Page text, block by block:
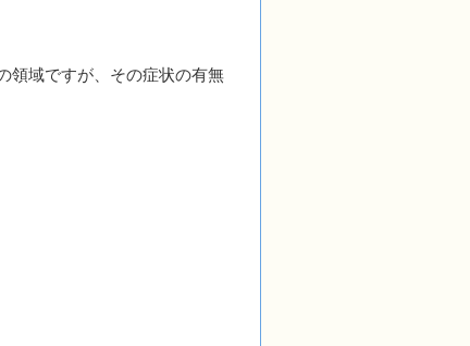
領域ですが、その症状の有無